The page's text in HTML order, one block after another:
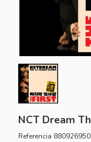
NCT Dream
Referencia